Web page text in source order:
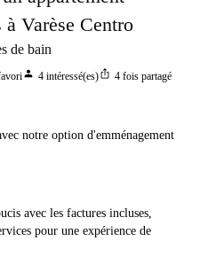
à Varèse Centro
de bain
person 4 intéressé(es)ios_share 4 fois partagé
notre option d'emménagement
avec les factures incluses,
pour une expérience de